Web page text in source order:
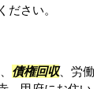
ださい。
債権回収、労働